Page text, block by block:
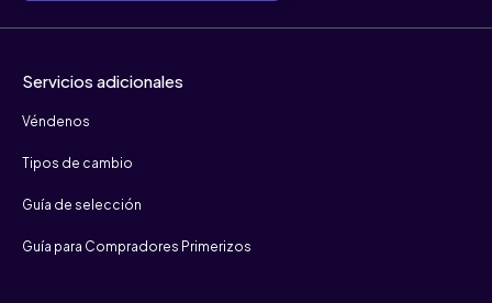
Servicios adicionales
Véndenos
Tipos de cambio
Guía de selección
Guía para Compradores Primerizos